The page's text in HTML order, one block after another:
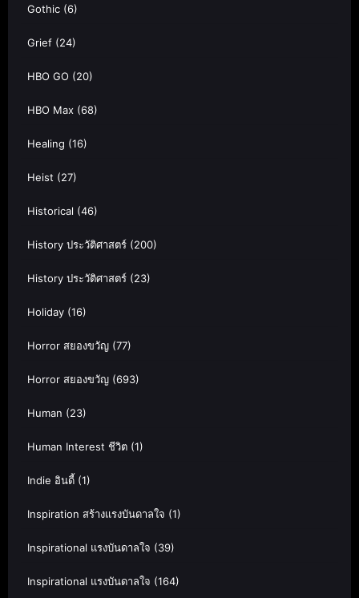
Gothic (6)
Grief (24)
HBO GO (20)
HBO Max (68)
Healing (16)
Heist (27)
Historical (46)
History ประวัติศาสตร์ (200)
History ประวัติศาสตร์ (23)
Holiday (16)
Horror สยองขวัญ (77)
Horror สยองขวัญ (693)
Human (23)
Human Interest ชีวิต (1)
Indie อินดี้ (1)
Inspiration สร้างแรงบันดาลใจ (1)
Inspirational แรงบันดาลใจ (39)
Inspirational แรงบันดาลใจ (164)